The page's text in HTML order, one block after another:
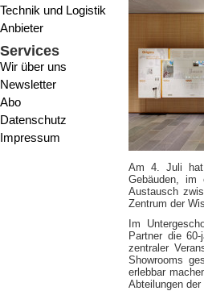
Technik und Logistik
Anbieter
Services
Wir über uns
Newsletter
Abo
Datenschutz
Impressum
Am 4. Juli hat
Gebäuden, im
Austausch
Zentrum der
Im
Partner die
zentraler
Showrooms
erlebbar
Abteilungen